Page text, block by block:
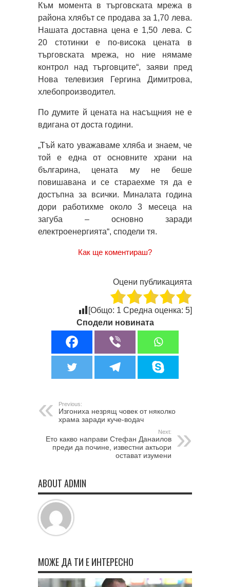
Към момента в търговската мрежа в
района хлябът се продава за 1,70 лева.
Нашата доставна цена е 1,50 лева. С
20 стотинки е по-висока цената в
търговската мрежа, но ние нямаме
контрол над търговците“, заяви пред
Нова телевизия Гергина Димитрова,
хлебопроизводител.
По думите й цената на насъщния не е
вдигана от доста години.
„Тъй като уважаваме хляба и знаем, че
той е една от основните храни на
българина, цената му не беше
повишавана и се стараехме тя да е
достъпна за всички. Миналата година
дори работихме около 3 месеца на
загуба – основно заради
електроенергията“, сподели тя.
Как ще коментираш?
Оцени публикацията
[Общо: 1 Средна оценка: 5]
Сподели новината
Previous:
Изгониха незрящ човек от няколко
храма заради куче-водач
Next:
Ето какво направи Стефан Данаилов
преди да почине, известни актьори
остават изумени
ABOUT ADMIN
МОЖЕ ДА ТИ Е ИНТЕРЕСНО